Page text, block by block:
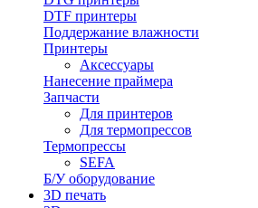
DTF принтеры
Поддержание влажности
Принтеры
Аксессуары
Нанесение праймера
Запчасти
Для принтеров
Для термопрессов
Термопрессы
SEFA
Б/У оборудование
3D печать